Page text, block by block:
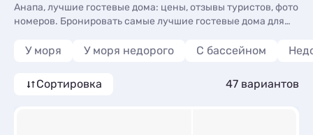
Анапа, лучшие гостевые дома: цены, отзывы туристов, фото
номеров. Бронировать самые лучшие гостевые дома для
вариантов, от 323 руб, номера с общей кухней, кухней в
У моря У моря недорого С бассейном
Сортировка 47 вариантов